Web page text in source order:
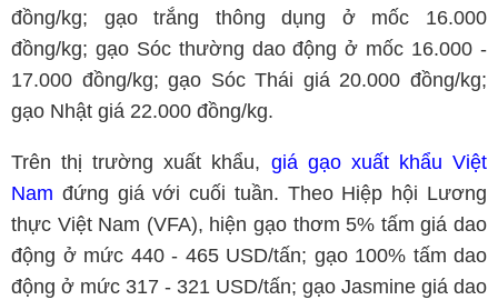
đồng/kg; gạo trắng thông dụng ở mốc 16.000
đồng/kg; gạo Sóc thường dao động ở mốc 16.000 -
17.000 đồng/kg; gạo Sóc Thái giá 20.000 đồng/kg;
gạo Nhật giá 22.000 đồng/kg.
Trên thị trường xuất khẩu, giá gạo xuất khẩu Việt
Nam đứng giá với cuối tuần. Theo Hiệp hội Lương
thực Việt Nam (VFA), hiện gạo thơm 5% tấm giá dao
động ở mức 440 - 465 USD/tấn; gạo 100% tấm dao
động ở mức 317 - 321 USD/tấn; gạo Jasmine giá dao